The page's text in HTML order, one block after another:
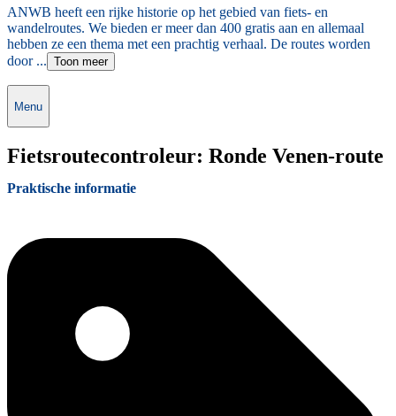
ANWB heeft een rijke historie op het gebied van fiets- en
wandelroutes. We bieden er meer dan 400 gratis aan en allemaal
hebben ze een thema met een prachtig verhaal. De routes worden
door ... Toon meer
Menu
Fietsroutecontroleur: Ronde Venen-route
Praktische informatie